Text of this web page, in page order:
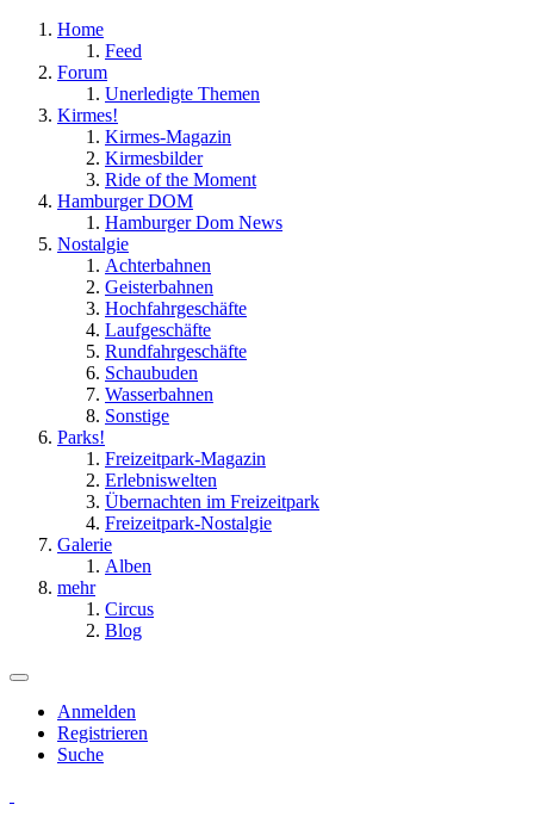
Home
Feed
Forum
Unerledigte Themen
Kirmes!
Kirmes-Magazin
Kirmesbilder
Ride of the Moment
Hamburger DOM
Hamburger Dom News
Nostalgie
Achterbahnen
Geisterbahnen
Hochfahrgeschäfte
Laufgeschäfte
Rundfahrgeschäfte
Schaubuden
Wasserbahnen
Sonstige
Parks!
Freizeitpark-Magazin
Erlebniswelten
Übernachten im Freizeitpark
Freizeitpark-Nostalgie
Galerie
Alben
mehr
Circus
Blog
Anmelden
Registrieren
Suche